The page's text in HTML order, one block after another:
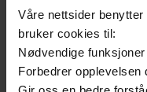
Våre nettsider
bruker cookies til:
Nødvendige
Forbedrer opplevelsen